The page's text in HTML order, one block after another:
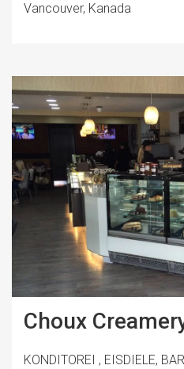
Vancouver, Kanada
Choux
KONDITOREI , EISDIELE,